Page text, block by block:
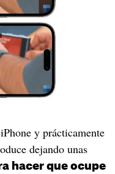
y prácticamente
dejando unas
hacer que ocupe